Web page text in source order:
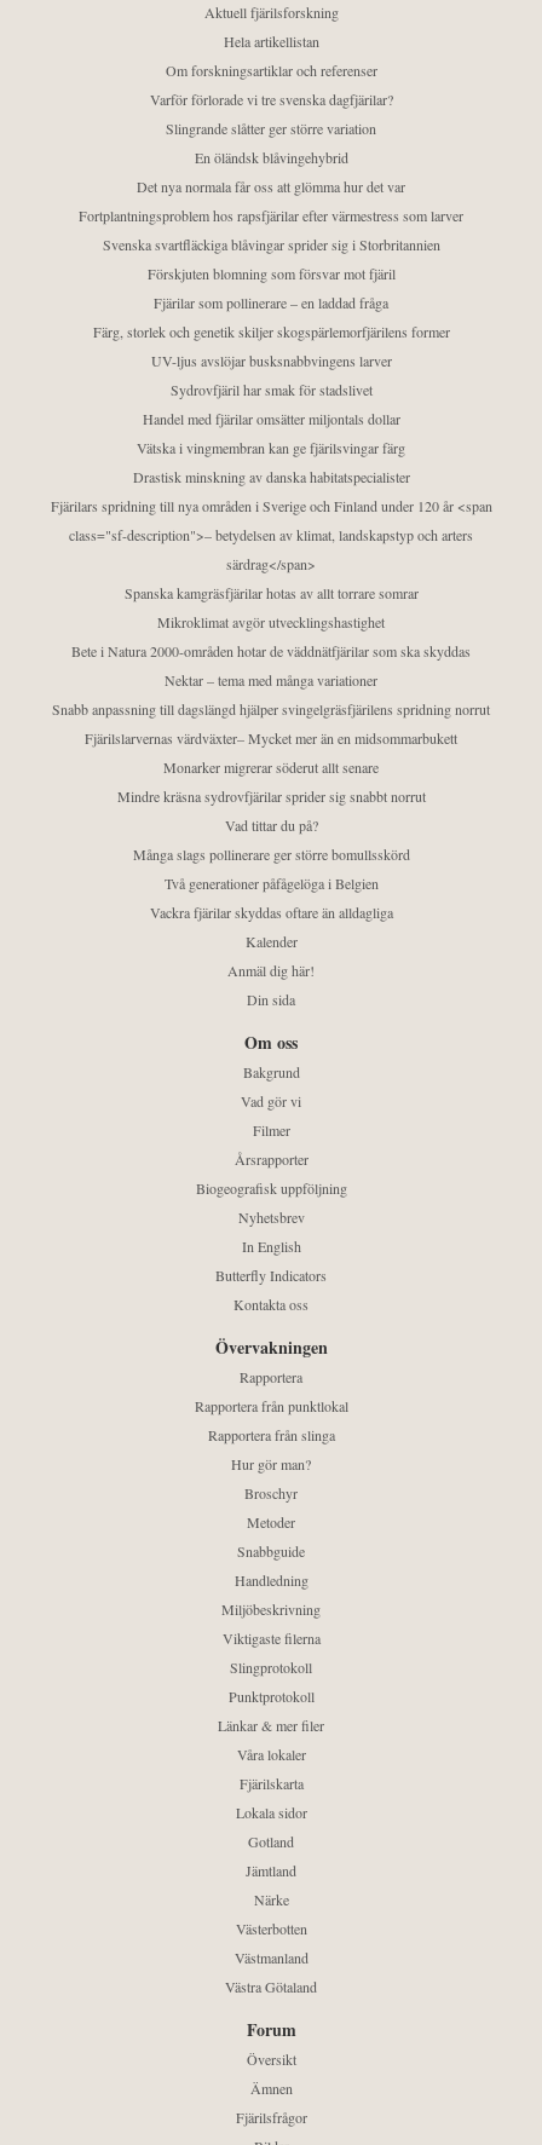
Aktuell fjärilsforskning
Hela artikellistan
Om forskningsartiklar och referenser
Varför förlorade vi tre svenska dagfjärilar?
Slingrande slåtter ger större variation
En öländsk blåvingehybrid
Det nya normala får oss att glömma hur det var
Fortplantningsproblem hos rapsfjärilar efter värmestress som larver
Svenska svartfläckiga blåvingar sprider sig i Storbritannien
Förskjuten blomning som försvar mot fjäril
Fjärilar som pollinerare – en laddad fråga
Färg, storlek och genetik skiljer skogspärlemorfjärilens former
UV-ljus avslöjar busksnabbvingens larver
Sydrovfjäril har smak för stadslivet
Handel med fjärilar omsätter miljontals dollar
Vätska i vingmembran kan ge fjärilsvingar färg
Drastisk minskning av danska habitatspecialister
Fjärilars spridning till nya områden i Sverige och Finland under 120 år <span
class="sf-description">– betydelsen av klimat, landskapstyp och arters
särdrag</span>
Spanska kamgräsfjärilar hotas av allt torrare somrar
Mikroklimat avgör utvecklingshastighet
Bete i Natura 2000-områden hotar de väddnätfjärilar som ska skyddas
Nektar – tema med många variationer
Snabb anpassning till dagslängd hjälper svingelgräsfjärilens spridning norrut
Fjärilslarvernas värdväxter– Mycket mer än en midsommarbukett
Monarker migrerar söderut allt senare
Mindre kräsna sydrovfjärilar sprider sig snabbt norrut
Vad tittar du på?
Många slags pollinerare ger större bomullsskörd
Två generationer påfågelöga i Belgien
Vackra fjärilar skyddas oftare än alldagliga
Kalender
Anmäl dig här!
Din sida
Om oss
Bakgrund
Vad gör vi
Filmer
Årsrapporter
Biogeografisk uppföljning
Nyhetsbrev
In English
Butterfly Indicators
Kontakta oss
Övervakningen
Rapportera
Rapportera från punktlokal
Rapportera från slinga
Hur gör man?
Broschyr
Metoder
Snabbguide
Handledning
Miljöbeskrivning
Viktigaste filerna
Slingprotokoll
Punktprotokoll
Länkar & mer filer
Våra lokaler
Fjärilskarta
Lokala sidor
Gotland
Jämtland
Närke
Västerbotten
Västmanland
Västra Götaland
Forum
Översikt
Ämnen
Fjärilsfrågor